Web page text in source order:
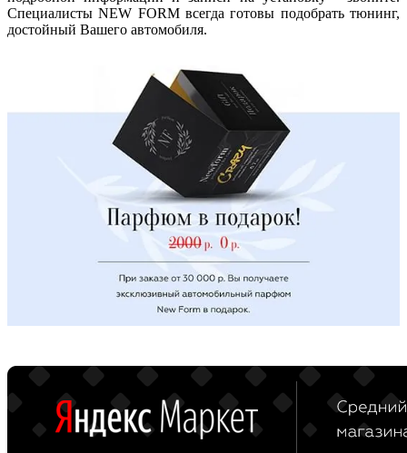
Специалисты NEW FORM всегда готовы подобрать тюнинг,
достойный Вашего автомобиля.